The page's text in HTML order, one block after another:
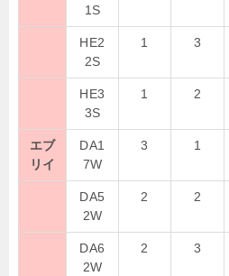
1S
HE2
2S
1 3
HE3
3S
1 2
エブ
リイ
DA1
7W
3 1
DA5
2W
2 2
DA6
2W
2 3